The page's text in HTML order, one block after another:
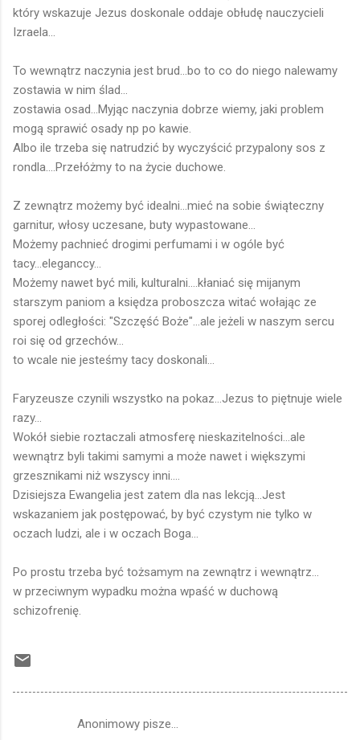
który wskazuje Jezus doskonale oddaje obłudę nauczycieli
Izraela...
To wewnątrz naczynia jest brud...bo to co do niego nalewamy
zostawia w nim ślad...
zostawia osad...Myjąc naczynia dobrze wiemy, jaki problem
mogą sprawić osady np po kawie.
Albo ile trzeba się natrudzić by wyczyścić przypalony sos z
rondla....Przełóżmy to na życie duchowe.
Z zewnątrz możemy być idealni...mieć na sobie świąteczny
garnitur, włosy uczesane, buty wypastowane...
Możemy pachnieć drogimi perfumami i w ogóle być
tacy...eleganccy...
Możemy nawet być mili, kulturalni....kłaniać się mijanym
starszym paniom a księdza proboszcza witać wołając ze
sporej odległości: "Szczęść Boże"...ale jeżeli w naszym sercu
roi się od grzechów...
to wcale nie jesteśmy tacy doskonali...
Faryzeusze czynili wszystko na pokaz...Jezus to piętnuje wiele
razy...
Wokół siebie roztaczali atmosferę nieskazitelności...ale
wewnątrz byli takimi samymi a może nawet i większymi
grzesznikami niż wszyscy inni....
Dzisiejsza Ewangelia jest zatem dla nas lekcją...Jest
wskazaniem jak postępować, by być czystym nie tylko w
oczach ludzi, ale i w oczach Boga...
Po prostu trzeba być tożsamym na zewnątrz i wewnątrz...
w przeciwnym wypadku można wpaść w duchową
schizofrenię.
Anonimowy pisze…